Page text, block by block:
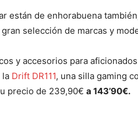
están de enhorabuena
selección de marcas y
y accesorios para
la Drift DR111, una silla gaming
precio de 239,90€ a 143’90€.